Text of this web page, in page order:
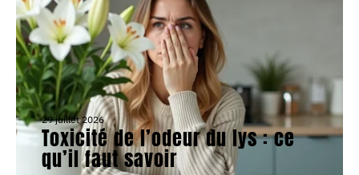
29 juillet 2026
Toxicité de l’odeur du lys : ce
qu’il faut savoir